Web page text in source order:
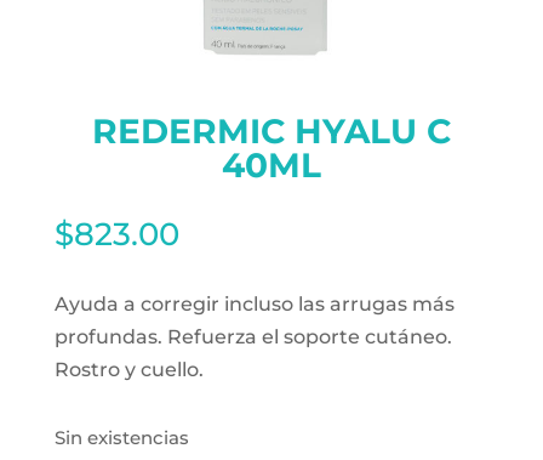
REDERMIC HYALU C
40ML
$823.00
Ayuda a corregir incluso las arrugas más
profundas. Refuerza el soporte cutáneo.
Rostro y cuello.
Sin existencias